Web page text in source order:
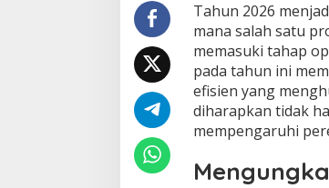
Tahun 2026
mana salah satu
memasuki tahap
pada tahun ini
efisien yang
diharapkan tidak
mempengaruhi